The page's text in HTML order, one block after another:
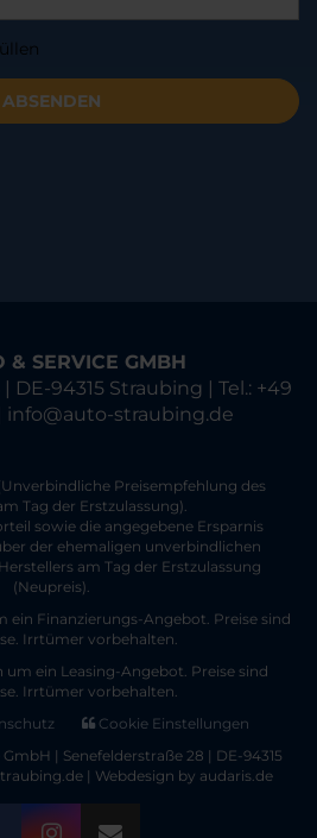
ABSENDEN
& SERVICE GMBH
DE-94315 Straubing | Tel.: +49
info@auto-straubing.de
Preisempfehlung des
Tag der Erstzulassung).
sowie die angegebene Ersparnis
der ehemaligen unverbindlichen
am Tag der Erstzulassung
(Neupreis).
ein Finanzierungs-Angebot. Preise sind
Irrtümer vorbehalten.
um ein Leasing-Angebot. Preise sind
Irrtümer vorbehalten.
Cookie Einstellungen
| Senefelderstraße 28 | DE-94315
| Webdesign by audaris.de